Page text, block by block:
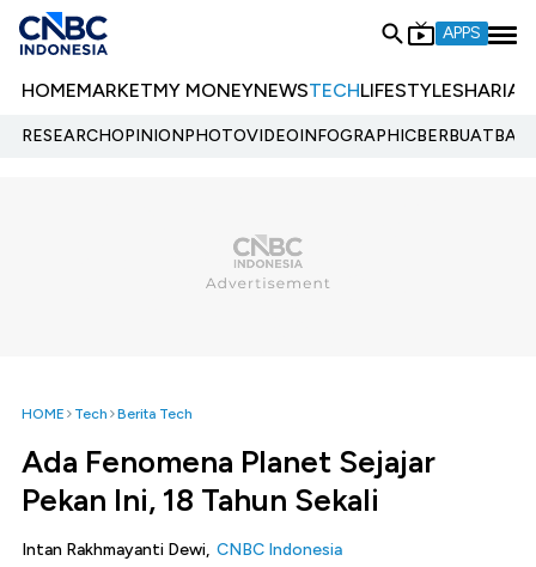
APPS
HOMEMARKETMY MONEYNEWSTECHLIFESTYLESHARIA
RESEARCHOPINIONPHOTOVIDEOINFOGRAPHIC
HOME Tech Berita Tech
Ada Fenomena Planet Sejajar
Pekan Ini, 18 Tahun Sekali
Intan Rakhmayanti Dewi, CNBC Indonesia